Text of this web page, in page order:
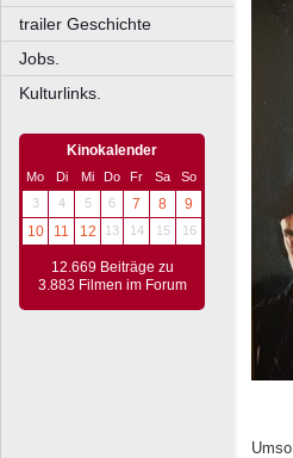
trailer Geschichte
Jobs.
Kulturlinks.
Kinokalender
Mo Di Mi Do Fr Sa
So
3
4 5 6 7 8
9
10
11 12 13 14 15 16
12.669 Beiträge zu
3.883 Filmen im Forum